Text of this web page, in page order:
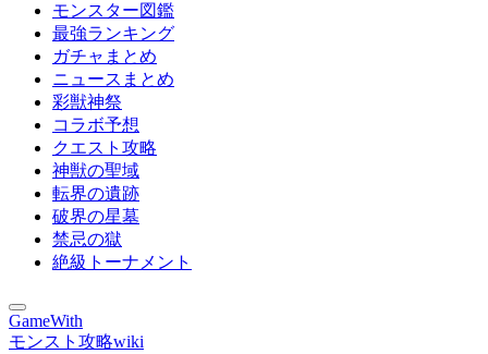
モンスター図鑑
最強ランキング
ガチャまとめ
ニュースまとめ
彩獣神祭
コラボ予想
クエスト攻略
神獣の聖域
転界の遺跡
破界の星墓
禁忌の獄
絶級トーナメント
GameWith
モンスト攻略wiki